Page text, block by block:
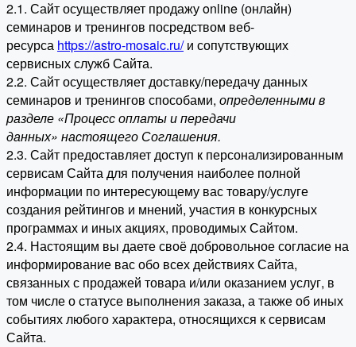
2.1. Сайт осуществляет продажу online (онлайн)
семинаров и тренингов посредством веб-
ресурса https://astro-mosaic.ru/и сопутствующих
сервисных служб Сайта.
2.2. Сайт осуществляет доставку/передачу данных
семинаров и тренингов способами, определенными в
разделе «Процесс оплаты и передачи
данных» настоящего Соглашения.
2.3. Сайт предоставляет доступ к персонализированным
сервисам Сайта для получения наиболее полной
информации по интересующему вас товару/услуге
создания рейтингов и мнений, участия в конкурсных
программах и иных акциях, проводимых Сайтом.
2.4. Настоящим вы даете своё добровольное согласие на
информирование вас обо всех действиях Сайта,
связанных с продажей товара и/или оказанием услуг, в
том числе о статусе выполнения заказа, а также об иных
событиях любого характера, относящихся к сервисам
Сайта.